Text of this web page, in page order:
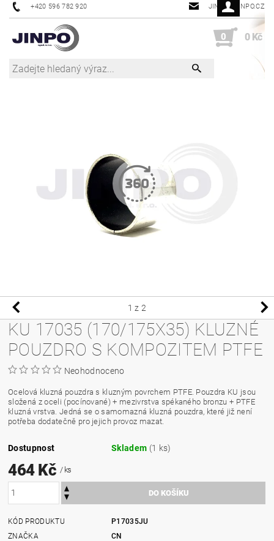
+420 596 782 920 JINPO@JINPO.CZ
0 0 Kč
1 z 2
KU 17035 (170/175X35) KLUZNÉ
POUZDRO S KOMPOZITEM PTFE
Neohodnoceno
Ocelová kluzná pouzdra s kluzným povrchem PTFE. Pouzdra KU jsou
složená z oceli (pocínované) + mezivrstva spékaného bronzu + PTFE
kluzná vrstva. Jedná se o samomazná kluzná pouzdra, které již není
potřeba dodatečně pro jejich provoz mazat.
Dostupnost Skladem (1 ks)
464 Kč / ks
KÓD PRODUKTU
P17035JU
ZNAČKA
CN